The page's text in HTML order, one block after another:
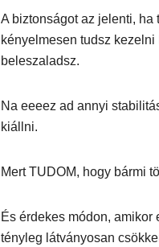
A biztonságot az jelenti,
kényelmesen tudsz
beleszaladsz.
Na eeeez ad annyi
kiállni.
Mert TUDOM, hogy bármi
És érdekes módon,
tényleg látványosan